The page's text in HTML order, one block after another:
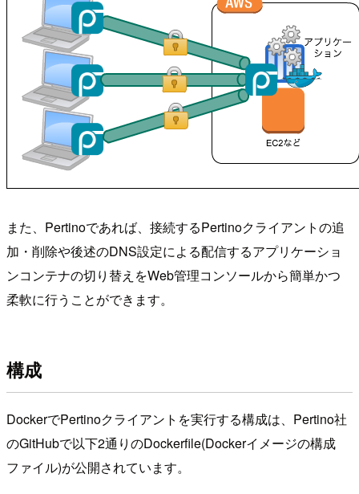
また、Pertinoであれば、接続するPertinoクライアントの追
加・削除や後述のDNS設定による配信するアプリケーショ
ンコンテナの切り替えをWeb管理コンソールから簡単かつ
柔軟に行うことができます。
構成
DockerでPertinoクライアントを実行する構成は、Pertino社
のGitHubで以下2通りのDockerfile(Dockerイメージの構成
ファイル)が公開されています。